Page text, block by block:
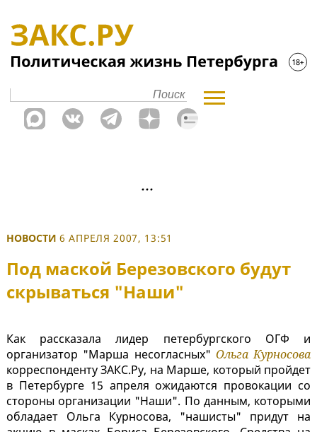
НОВОСТИ 6 АПРЕЛЯ 2007, 13:51
Под маской Березовского будут
скрываться "Наши"
Как рассказала лидер петербургского ОГФ и
организатор "Марша несогласных" Ольга Курносова
корреспонденту ЗАКС.Ру, на Марше, который пройдет
в Петербурге 15 апреля ожидаются провокации со
стороны организации "Наши". По данным, которыми
обладает Ольга Курносова, "нашисты" придут на